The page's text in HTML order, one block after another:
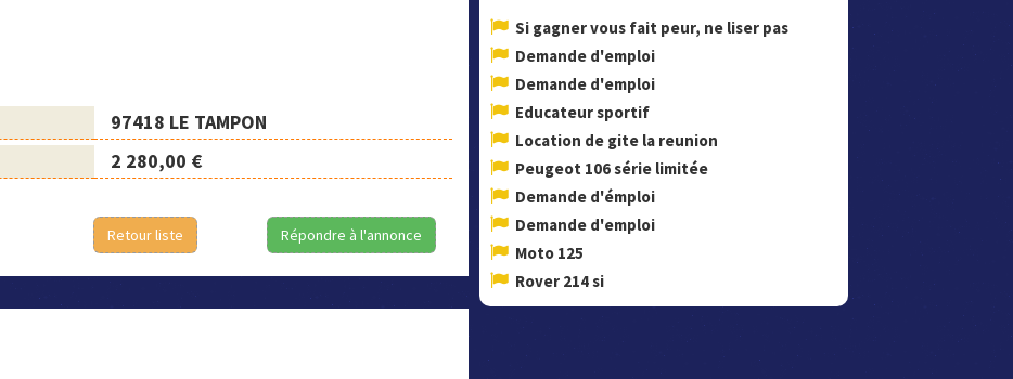
97418 LE TAMPON
2 280,00 €
Retour liste Répondre à l'annonce
Si gagner vous fait peur, ne liser pas
Demande d'emploi
Demande d'emploi
Educateur sportif
Location de gite la reunion
Peugeot 106 série limitée
Demande d'émploi
Demande d'emploi
Moto 125
Rover 214 si